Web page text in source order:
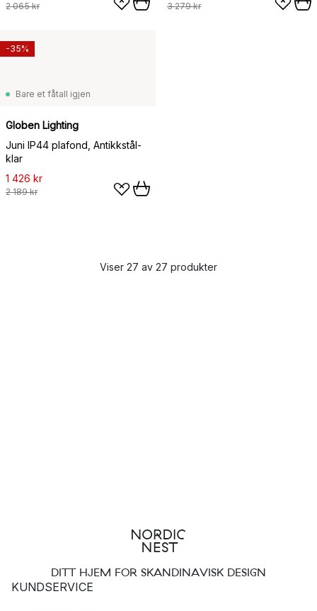
2 065 kr 3 279 kr
Bare et fåtall igjen
Globen Lighting
Juni IP44 plafond, Antikkstål-
klar
1 426 kr
2 189 kr
-35%
Viser 27 av 27 produkter
DITT HJEM FOR SKANDINAVISK DESIGN
KUNDSERVICE